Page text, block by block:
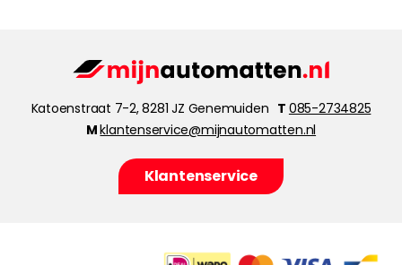
Katoenstraat 7-2, 8281 JZ Genemuiden T 085-2734825
Mklantenservice@mijnautomatten.nl
Klantenservice